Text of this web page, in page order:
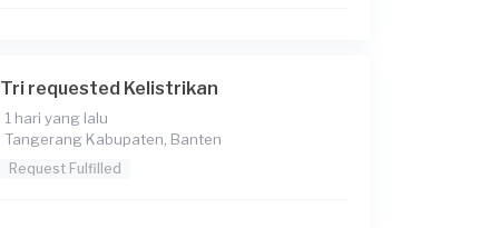
Tri requested Kelistrikan
1 hari yang lalu
Tangerang Kabupaten, Banten
Request Fulfilled